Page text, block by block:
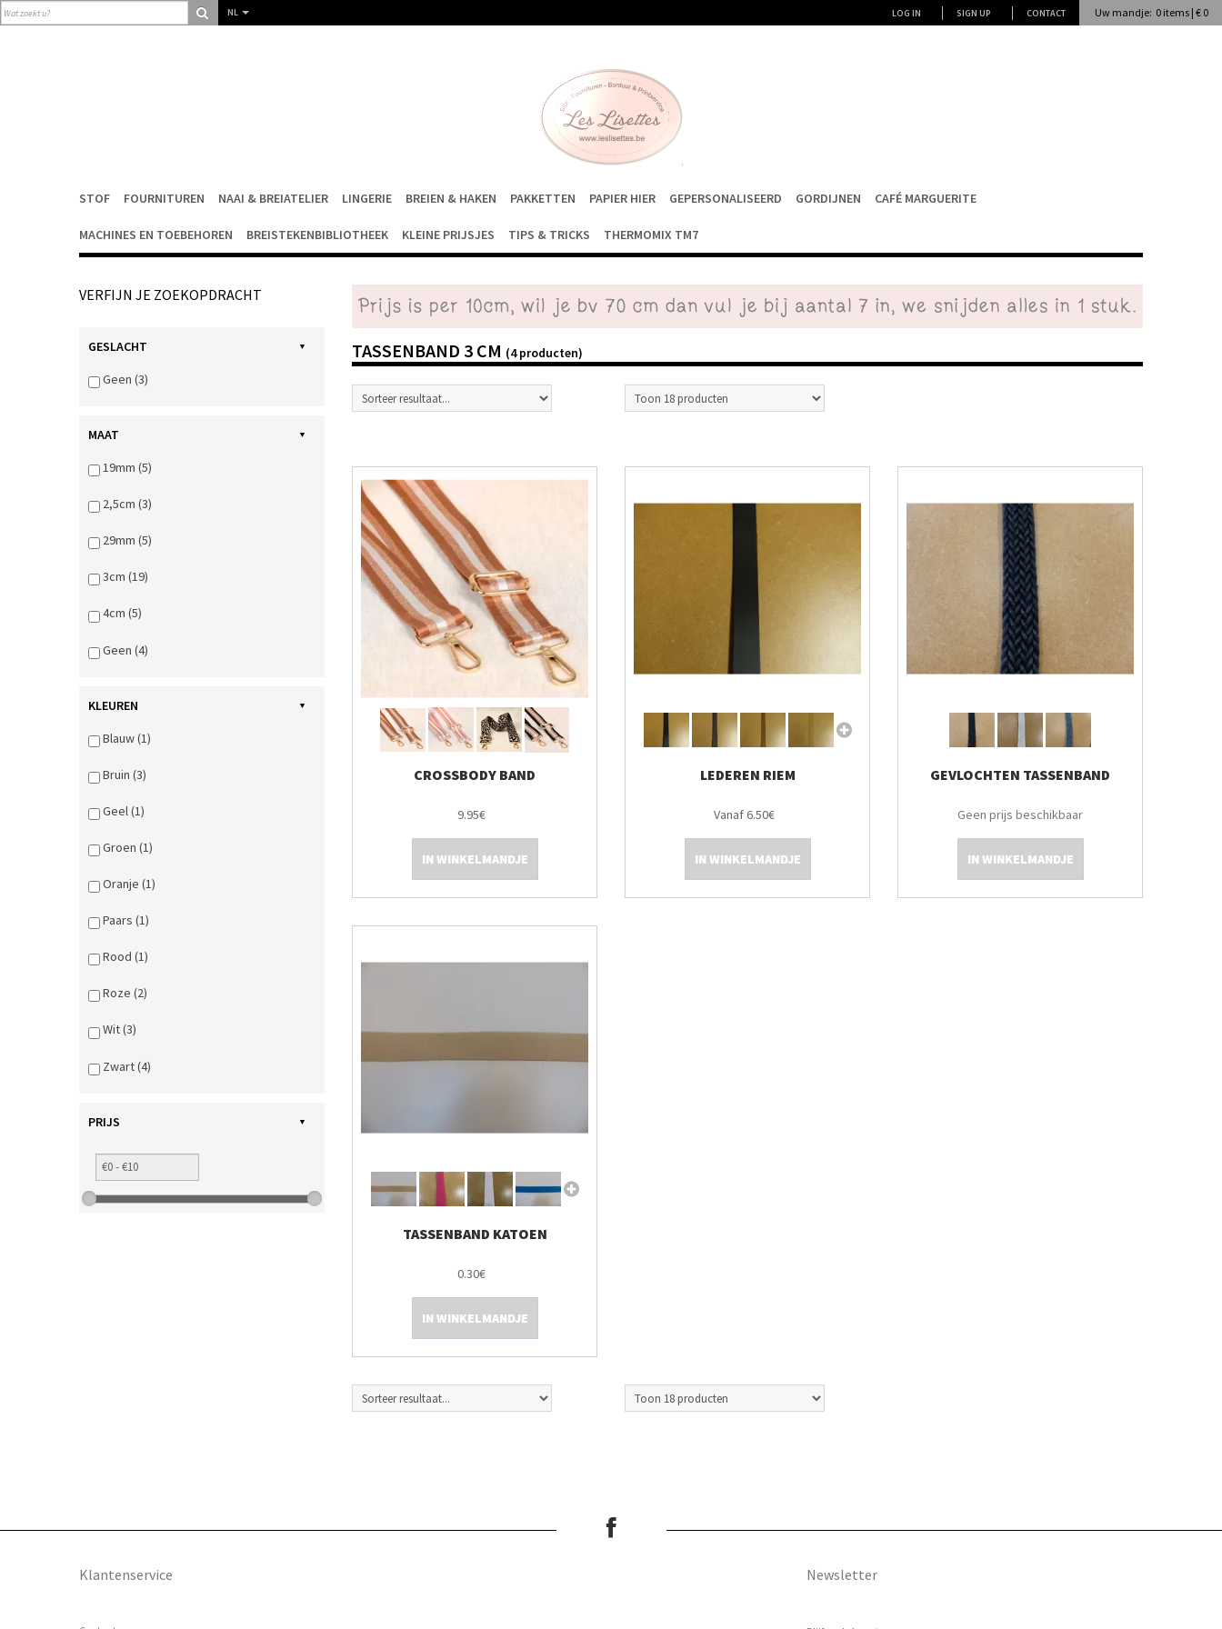
NL Uw mandje: 0 items | € 0
LOG IN SIGN UP CONTACT
STOF FOURNITUREN NAAI & BREIATELIER LINGERIE BREIEN & HAKEN PAKKETTEN PAPIER HIER GEPERSONALISEERD GORDIJNEN CAFÉ MARGUERITE
MACHINES EN TOEBEHOREN BREISTEKENBIBLIOTHEEK KLEINE PRIJSJES TIPS & TRICKS THERMOMIX TM7
VERFIJN JE ZOEKOPDRACHT
GESLACHT
Geen (3)
MAAT
19mm (5)
2,5cm (3)
29mm (5)
3cm (19)
4cm (5)
Geen (4)
KLEUREN
Blauw (1)
Bruin (3)
Geel (1)
Groen (1)
Oranje (1)
Paars (1)
Rood (1)
Roze (2)
Wit (3)
Zwart (4)
PRIJS
TASSENBAND 3 CM (4 producten)
CROSSBODY BAND
9.95€
IN WINKELMANDJE
LEDEREN RIEM
Vanaf 6.50€
IN WINKELMANDJE
GEVLOCHTEN TASSENBAND
Geen prijs beschikbaar
IN WINKELMANDJE
TASSENBAND KATOEN
0.30€
IN WINKELMANDJE
Klantenservice Newsletter